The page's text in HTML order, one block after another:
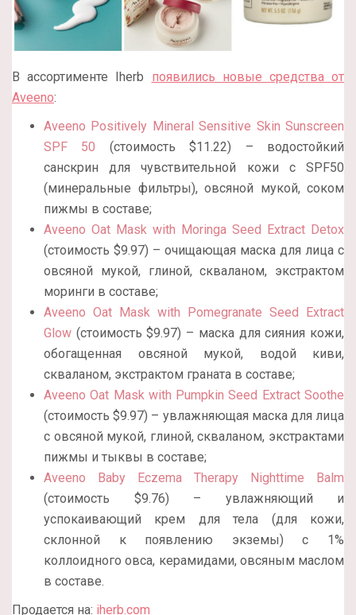
В ассортименте Iherb появились новые средства от
Aveeno:
Aveeno Positively Mineral Sensitive Skin Sunscreen
SPF 50 (стоимость $11.22) – водостойкий
санскрин для чувствительной кожи с SPF50
(минеральные фильтры), овсяной мукой, соком
пижмы в составе;
Aveeno Oat Mask with Moringa Seed Extract Detox
(стоимость $9.97) – очищающая маска для лица с
овсяной мукой, глиной, скваланом, экстрактом
моринги в составе;
Aveeno Oat Mask with Pomegranate Seed Extract
Glow (стоимость $9.97) – маска для сияния кожи,
обогащенная овсяной мукой, водой киви,
скваланом, экстрактом граната в составе;
Aveeno Oat Mask with Pumpkin Seed Extract Soothe
(стоимость $9.97) – увлажняющая маска для лица
с овсяной мукой, глиной, скваланом, экстрактами
пижмы и тыквы в составе;
Aveeno Baby Eczema Therapy Nighttime Balm
(стоимость $9.76) – увлажняющий и
успокаивающий крем для тела (для кожи,
склонной к появлению экземы) с 1%
коллоидного овса, керамидами, овсяным маслом
в составе.
Продается на: iherb.com